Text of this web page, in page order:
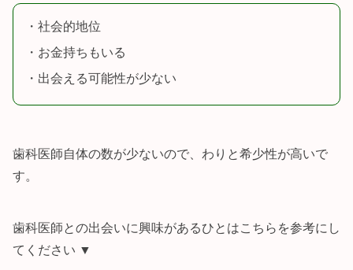
・社会的地位
・お金持ちもいる
・出会える可能性が少ない
歯科医師自体の数が少ないので、わりと希少性が高いで
す。
歯科医師との出会いに興味があるひとはこちらを参考にし
てください ▼